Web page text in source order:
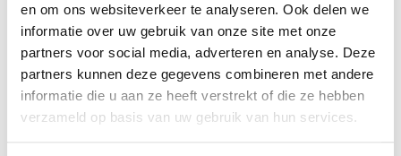
en om ons websiteverkeer te analyseren. Ook delen we
informatie over uw gebruik van onze site met onze
partners voor social media, adverteren en analyse. Deze
partners kunnen deze gegevens combineren met andere
informatie die u aan ze heeft verstrekt of die ze hebben
verzameld op basis van uw gebruik van hun services.